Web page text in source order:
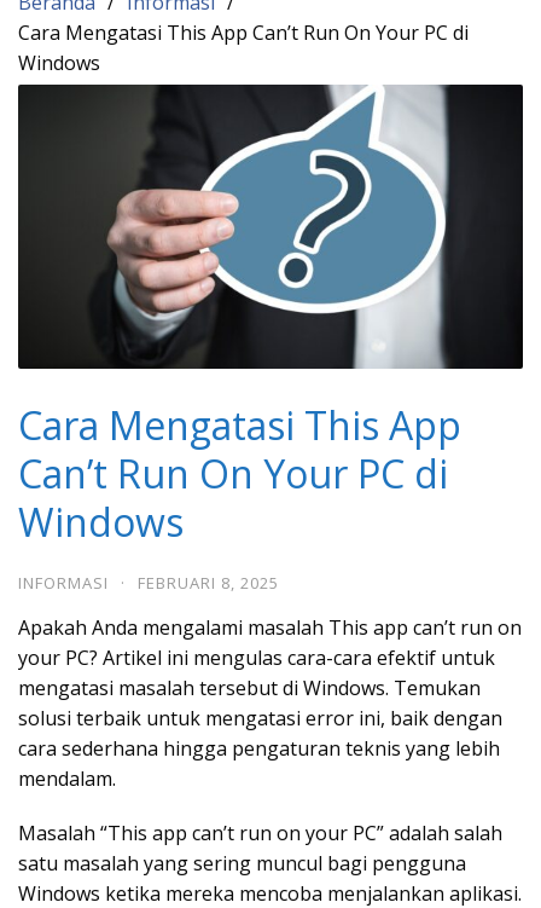
Cara Mengatasi This App Can’t Run On Your PC di
Windows
Cara Mengatasi This App
Can’t Run On Your PC di
Windows
INFORMASI · FEBRUARI 8, 2025
Apakah Anda mengalami masalah This app can’t run on
your PC? Artikel ini mengulas cara-cara efektif untuk
mengatasi masalah tersebut di Windows. Temukan
solusi terbaik untuk mengatasi error ini, baik dengan
cara sederhana hingga pengaturan teknis yang lebih
mendalam.
Masalah “This app can’t run on your PC” adalah salah
satu masalah yang sering muncul bagi pengguna
Windows ketika mereka mencoba menjalankan aplikasi.